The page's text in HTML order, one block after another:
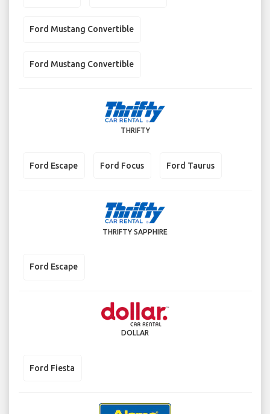
Ford Mustang Convertible
Ford Mustang Convertible
THRIFTY
Ford Escape Ford Focus Ford Taurus
THRIFTY SAPPHIRE
Ford Escape
DOLLAR
Ford Fiesta